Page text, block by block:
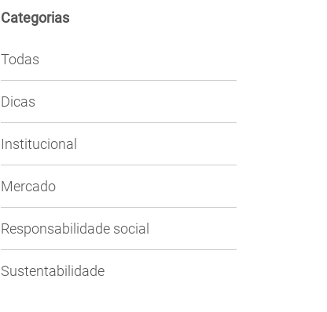
Categorias
Todas
Dicas
Institucional
Mercado
Responsabilidade social
Sustentabilidade